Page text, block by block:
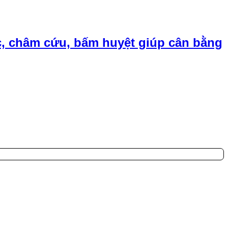
cứu, bấm huyệt giúp cân bằng